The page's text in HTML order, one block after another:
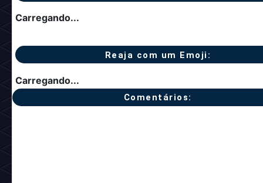
Carregando...
Reaja com um Emoji:
Carregando...
Comentários: